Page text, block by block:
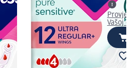
Vašoj